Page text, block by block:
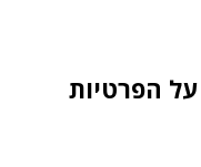
הפרטיות